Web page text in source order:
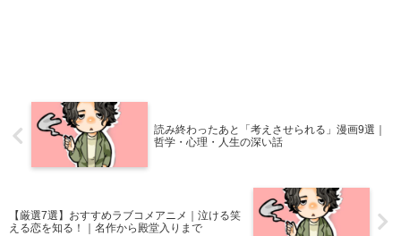
読み終わったあと「考えさせられる」漫画9選｜
哲学・心理・人生の深い話
【厳選7選】おすすめラブコメアニメ｜泣ける笑
える恋を知る！｜名作から殿堂入りまで